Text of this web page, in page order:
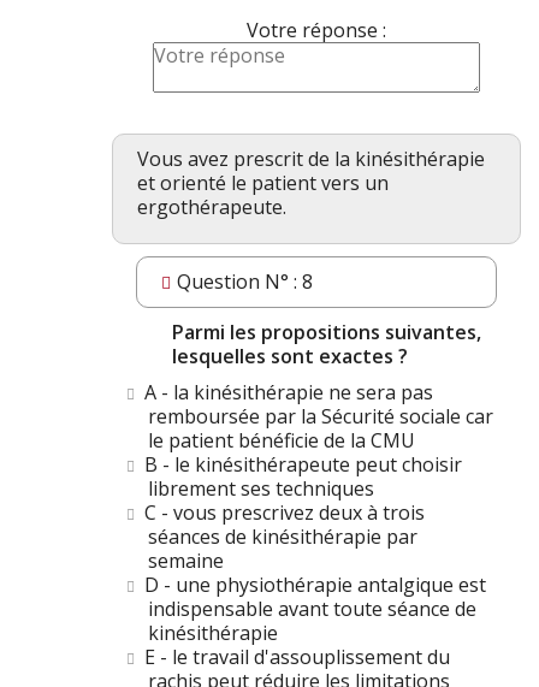
Votre réponse :
Vous avez prescrit de la kinésithérapie
et orienté le patient vers un
ergothérapeute.
Question N° : 8
Parmi les propositions suivantes,
lesquelles sont exactes ?
A - la kinésithérapie ne sera pas
remboursée par la Sécurité sociale car
le patient bénéficie de la CMU
B - le kinésithérapeute peut choisir
librement ses techniques
C - vous prescrivez deux à trois
séances de kinésithérapie par
semaine
D - une physiothérapie antalgique est
indispensable avant toute séance de
kinésithérapie
E - le travail d'assouplissement du
rachis peut réduire les limitations